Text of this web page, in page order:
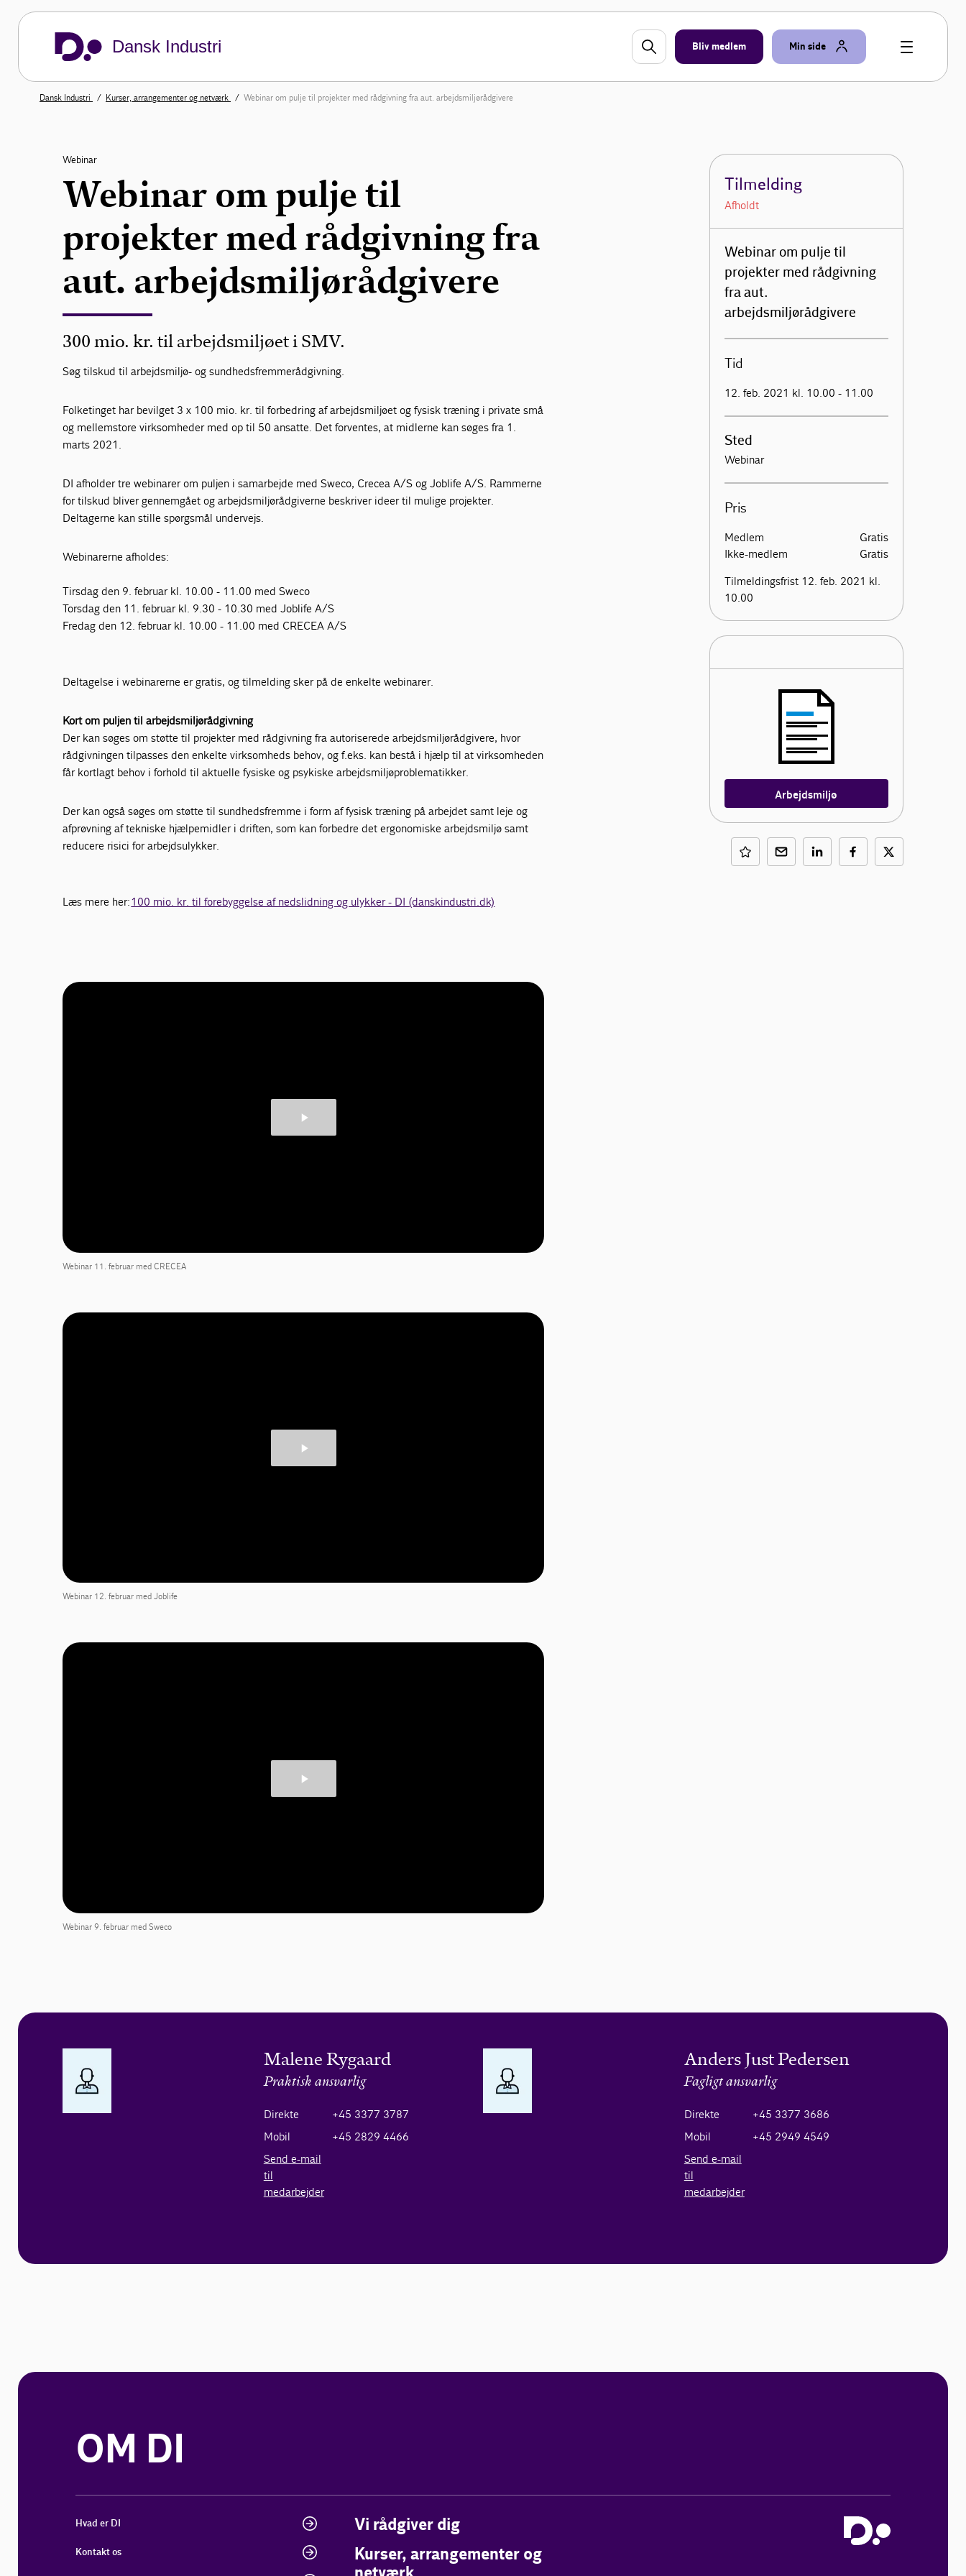
Dansk Industri Bliv medlem Min side
Dansk Industri Kurser, arrangementer og netværk Webinar om pulje til projekter med rådgivning fra aut. arbejdsmiljørådgivere
Webinar
Webinar om pulje til
projekter med rådgivning fra
aut. arbejdsmiljørådgivere
300 mio. kr. til arbejdsmiljøet i SMV.
Søg tilskud til arbejdsmiljø- og sundhedsfremmerådgivning.
Folketinget har bevilget 3 x 100 mio. kr. til forbedring af arbejdsmiljøet og fysisk træning i private små
og mellemstore virksomheder med op til 50 ansatte. Det forventes, at midlerne kan søges fra 1.
marts 2021.
DI afholder tre webinarer om puljen i samarbejde med Sweco, Crecea A/S og Joblife A/S. Rammerne
for tilskud bliver gennemgået og arbejdsmiljørådgiverne beskriver ideer til mulige projekter.
Deltagerne kan stille spørgsmål undervejs.
Webinarerne afholdes:
Tirsdag den 9. februar kl. 10.00 - 11.00 med Sweco
Torsdag den 11. februar kl. 9.30 - 10.30 med Joblife A/S
Fredag den 12. februar kl. 10.00 - 11.00 med CRECEA A/S
Deltagelse i webinarerne er gratis, og tilmelding sker på de enkelte webinarer.
Kort om puljen til arbejdsmiljørådgivning
Der kan søges om støtte til projekter med rådgivning fra autoriserede arbejdsmiljørådgivere, hvor
rådgivningen tilpasses den enkelte virksomheds behov, og f.eks. kan bestå i hjælp til at virksomheden
får kortlagt behov i forhold til aktuelle fysiske og psykiske arbejdsmiljøproblematikker.
Der kan også søges om støtte til sundhedsfremme i form af fysisk træning på arbejdet samt leje og
afprøvning af tekniske hjælpemidler i driften, som kan forbedre det ergonomiske arbejdsmiljø samt
reducere risici for arbejdsulykker.
Læs mere her:100 mio. kr. til forebyggelse af nedslidning og ulykker - DI (danskindustri.dk)
Webinar 11. februar med CRECEA
Webinar 12. februar med Joblife
Webinar 9. februar med Sweco
Tilmelding
Afholdt
Webinar om pulje til
projekter med rådgivning
fra aut.
arbejdsmiljørådgivere
Tid
12. feb. 2021 kl. 10.00 - 11.00
Sted
Webinar
Pris
Medlem
Gratis
Ikke-medlem
Gratis
Tilmeldingsfrist 12. feb. 2021 kl.
10.00
Arbejdsmiljø
Malene Rygaard
Praktisk ansvarlig
Direkte
+45 3377 3787
Mobil
+45 2829 4466
Send e-mail
til
medarbejder
Anders Just Pedersen
Fagligt ansvarlig
Direkte
+45 3377 3686
Mobil
+45 2949 4549
Send e-mail
til
medarbejder
OM DI
Hvad er DI
Kontakt os
Vi rådgiver dig
Kurser, arrangementer og